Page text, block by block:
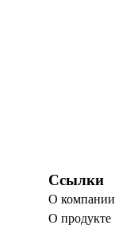
Ссылки
О компании
О продукте